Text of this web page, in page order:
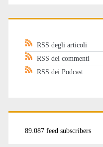
RSS degli articoli
RSS dei commenti
RSS dei Podcast
89.087 feed subscribers